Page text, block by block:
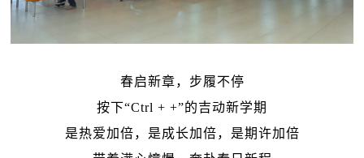
春启新章，步履不停
按下“Ctrl + +”的吉动新学期
是热爱加倍，是成长加倍，是期许加倍